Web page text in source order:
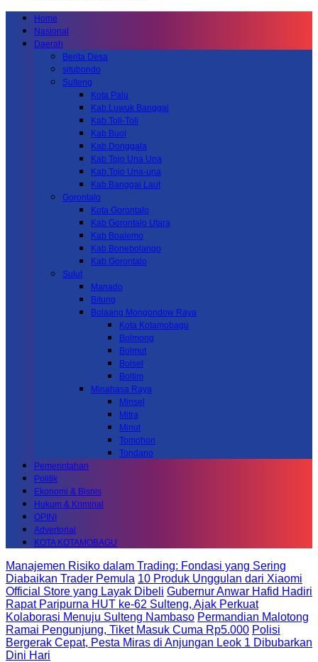
Home
Nasional
Daerah
Berita Desa
situbondo
Sulteng
Kota Palu
Kab.Luwuk Banggai
Kab.Toli-Toli
Kab.Buol
Kab.Donggala
Kab Tojo Una Una
Kab.Tojo Una-una
Kab.Banggai Laut
Gorontalo
Kota Gorontalo
Kab Gorontalo Utara
Kab Boalemo
Kab.Bonebolango
Kab.Gorontalo
Sulut
Manado
Bitung
Bolaang Mongondow Raya
Kota Kotamobagu
Bolmong
Bolmut
Bolsel
Boltim
Minahasa Raya
Minsel
Mitra
Minut
Tomohon
Tondano
Pemerintahan
Politik
Ekonomi & Bisnis
Hukum & Kriminal
OPINI
Advertorial
KOTA KOTAMOBAGU
Manajemen Risiko dalam Trading: Fondasi yang Sering
Diabaikan Trader Pemula 10 Produk Unggulan dari Xiaomi
Official Store yang Layak Dibeli Gubernur Anwar Hafid Hadiri
Rapat Paripurna HUT ke-62 Sulteng, Ajak Perkuat
Kolaborasi Menuju Sulteng Nambaso Permandian Malotong
Ramai Pengunjung, Tiket Masuk Cuma Rp5.000 Polisi
Bergerak Cepat, Pesta Miras di Anjungan Leok 1 Dibubarkan
Dini Hari